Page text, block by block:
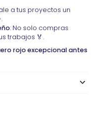
a tus proyectos un
: No solo compras
trabajos 🏅.
rojo excepcional antes